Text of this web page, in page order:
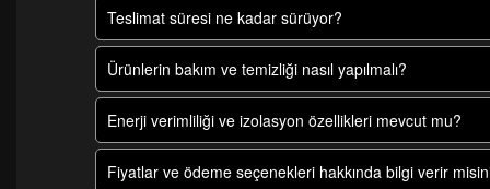
Teslimat süresi ne kadar sürüyor?
Ürünlerin bakım ve temizliği nasıl yapılmalı?
Enerji verimliliği ve izolasyon özellikleri mevcut mu?
Fiyatlar ve ödeme seçenekleri hakkında bilgi verir